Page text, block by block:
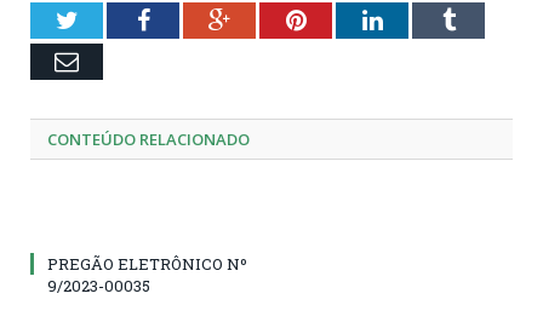
TwitterFacebookGoogle+PinterestLinkedInTumblr
Email
CONTEÚDO RELACIONADO
PREGÃO ELETRÔNICO Nº
9/2023-00035